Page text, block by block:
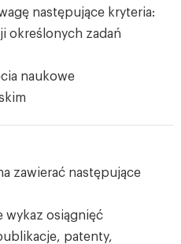
następujące kryteria:
określonych zadań
naukowe
zawierać następujące
wykaz osiągnięć
patenty,